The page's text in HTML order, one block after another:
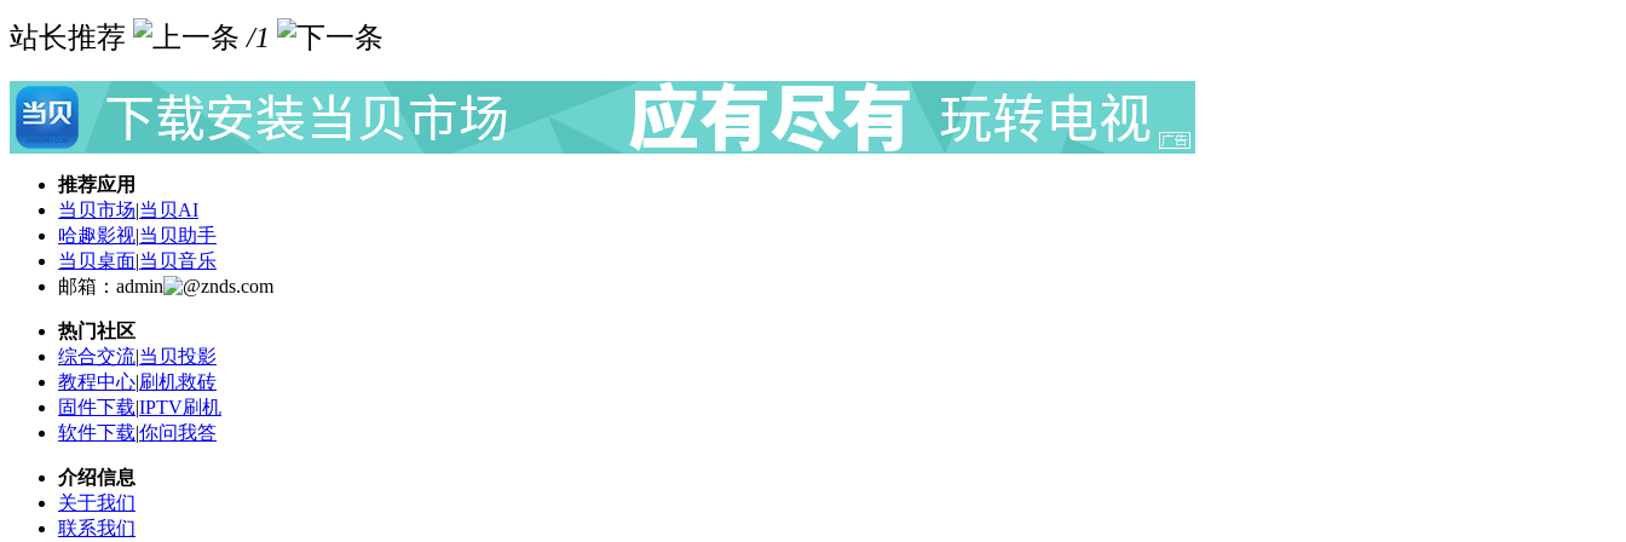
站长推荐 /1
推荐应用
当贝市场|当贝AI
哈趣影视|当贝助手
当贝桌面|当贝音乐
邮箱：admin
znds.com
热门社区
综合交流|当贝投影
教程中心|刷机救砖
固件下载|IPTV刷机
软件下载|你问我答
介绍信息
关于我们
联系我们